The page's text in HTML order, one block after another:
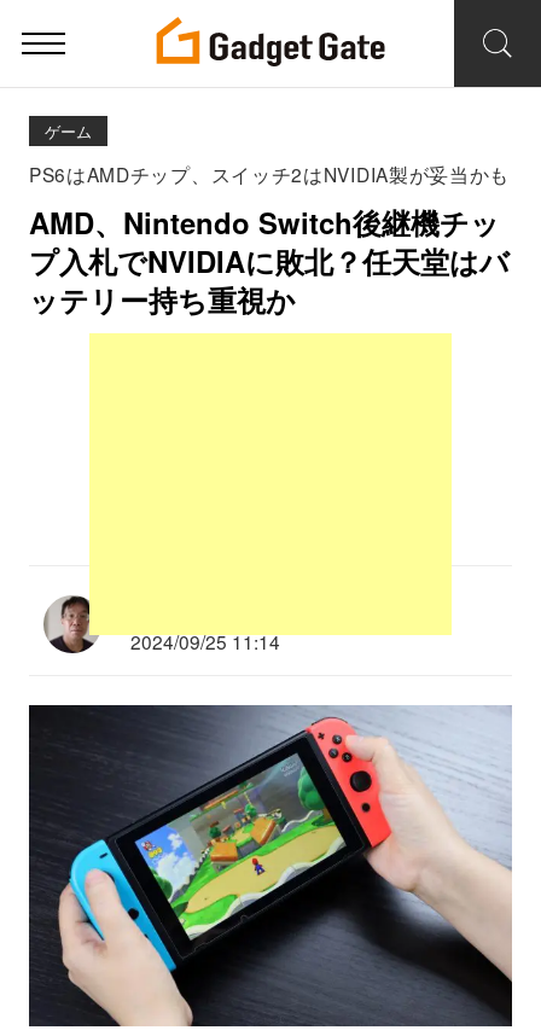
ゲーム
PS6はAMDチップ、スイッチ2はNVIDIA製が妥当かも
AMD、Nintendo Switch後継機チッ
プ入札でNVIDIAに敗北？任天堂はバ
ッテリー持ち重視か
2024/09/25 11:14